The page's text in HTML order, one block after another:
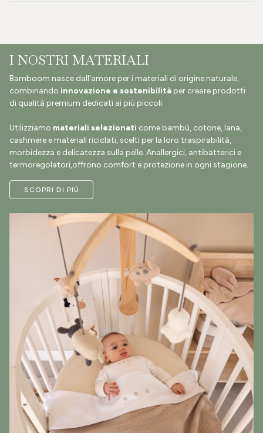
I NOSTRI MATERIALI
Bamboom nasce dall’amore per i materiali di origine naturale,
combinando innovazione e sostenibilità per creare prodotti
di qualità premium dedicati ai più piccoli.
Utilizziamo materiali selezionati come bambù, cotone, lana,
cashmere e materiali riciclati, scelti per la loro traspirabilità,
morbidezza e delicatezza sulla pelle. Anallergici, antibatterici e
termoregolatori,offrono comfort e protezione in ogni stagione.
SCOPRI DI PIÙ